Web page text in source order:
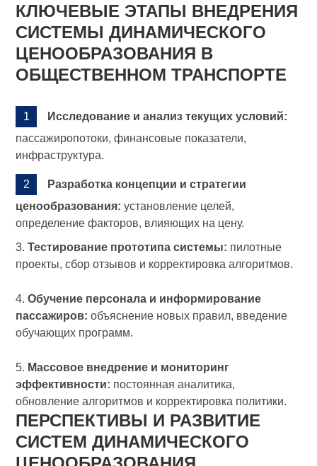
КЛЮЧЕВЫЕ ЭТАПЫ ВНЕДРЕНИЯ
СИСТЕМЫ ДИНАМИЧЕСКОГО
ЦЕНООБРАЗОВАНИЯ В
ОБЩЕСТВЕННОМ ТРАНСПОРТЕ
Исследование и анализ текущих условий:
пассажиропотоки, финансовые показатели,
инфраструктура.
Разработка концепции и стратегии
ценообразования: установление целей,
определение факторов, влияющих на цену.
3.Тестирование прототипа системы: пилотные
проекты, сбор отзывов и корректировка алгоритмов.
4.Обучение персонала и информирование
пассажиров: объяснение новых правил, введение
обучающих программ.
5. Массовое внедрение и мониторинг
эффективности: постоянная аналитика,
обновление алгоритмов и корректировка политики.
ПЕРСПЕКТИВЫ И РАЗВИТИЕ
СИСТЕМ ДИНАМИЧЕСКОГО